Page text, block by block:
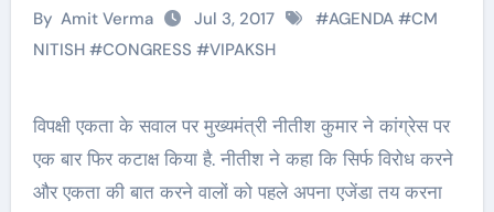
By Amit Verma Jul 3, 2017 #AGENDA #CM
NITISH#CONGRESS #VIPAKSH
विपक्षी एकता के सवाल पर मुख्यमंत्री नीतीश कुमार ने कांग्रेस पर
एक बार फिर कटाक्ष किया है. नीतीश ने कहा कि सिर्फ विरोध करने
और एकता की बात करने वालों को पहले अपना एजेंडा तय करना